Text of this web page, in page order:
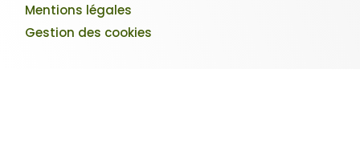
Mentions légales
Gestion des cookies